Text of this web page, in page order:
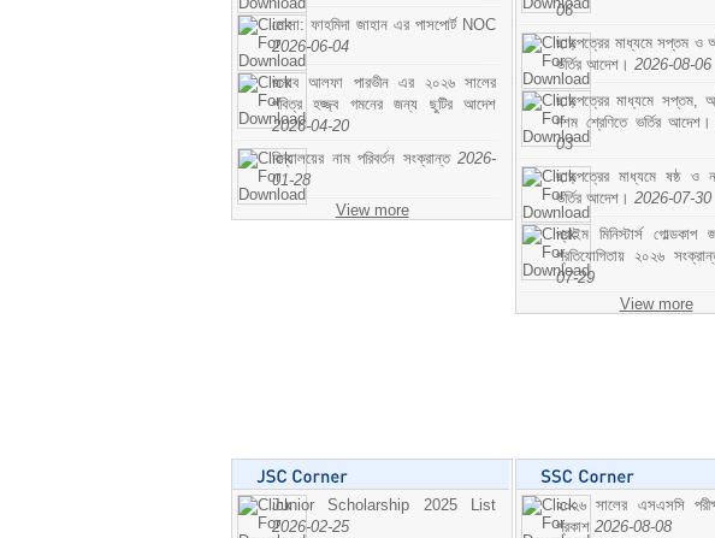
মোসা: ফাহমিদা জাহান এর পাসপোর্ট NOC
2026-06-04
জনাব আলফা পারভীন এর ২০২৬ সালের
পবিত্র হজ্জ্ব গমনের জন্য ছুটির আদেশ
2026-04-20
বিদ্যালয়ের নাম পরিবর্তন সংক্রান্ত 2026-
01-28
View more
06
ছাড়পত্রের মাধ্যমে সপ্তম ও
ভর্তির আদেশ। 2026-08-06
ছাড়পত্রের মাধ্যমে সপ্তম,
দশম শ্রেণিতে ভর্তির আদেশ।
03
ছাড়পত্রের মাধ্যমে ষষ্ঠ ও
ভর্তির আদেশ। 2026-07-30
প্রাইম মিনিস্টার্স গোল্ডকাপ
প্রতিযোগিতায় ২০২৬
07-29
View more
Junior Scholarship 2025 List
2026-02-25
২০২৬ সালের এসএসসি
প্রকাশ 2026-08-08